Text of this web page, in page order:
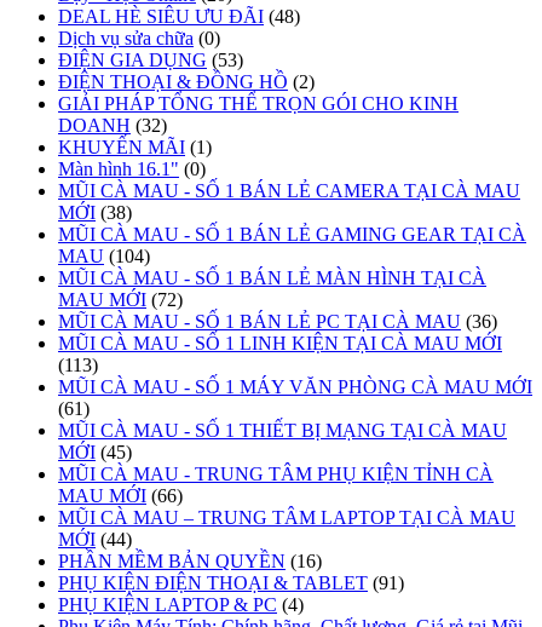
DEAL HÈ SIÊU ƯU ĐÃI (48)
Dịch vụ sửa chữa (0)
ĐIỆN GIA DỤNG (53)
ĐIỆN THOẠI & ĐỒNG HỒ (2)
GIẢI PHÁP TỔNG THỂ TRỌN GÓI CHO KINH
DOANH (32)
KHUYẾN MÃI (1)
Màn hình 16.1" (0)
MŨI CÀ MAU - SỐ 1 BÁN LẺ CAMERA TẠI CÀ MAU
MỚI (38)
MŨI CÀ MAU - SỐ 1 BÁN LẺ GAMING GEAR TẠI CÀ
MAU (104)
MŨI CÀ MAU - SỐ 1 BÁN LẺ MÀN HÌNH TẠI CÀ
MAU MỚI (72)
MŨI CÀ MAU - SỐ 1 BÁN LẺ PC TẠI CÀ MAU (36)
MŨI CÀ MAU - SỐ 1 LINH KIỆN TẠI CÀ MAU MỚI
(113)
MŨI CÀ MAU - SỐ 1 MÁY VĂN PHÒNG CÀ MAU MỚI
(61)
MŨI CÀ MAU - SỐ 1 THIẾT BỊ MẠNG TẠI CÀ MAU
MỚI (45)
MŨI CÀ MAU - TRUNG TÂM PHỤ KIỆN TỈNH CÀ
MAU MỚI (66)
MŨI CÀ MAU – TRUNG TÂM LAPTOP TẠI CÀ MAU
MỚI (44)
PHẦN MỀM BẢN QUYỀN (16)
PHỤ KIỆN ĐIỆN THOẠI & TABLET (91)
PHỤ KIỆN LAPTOP & PC (4)